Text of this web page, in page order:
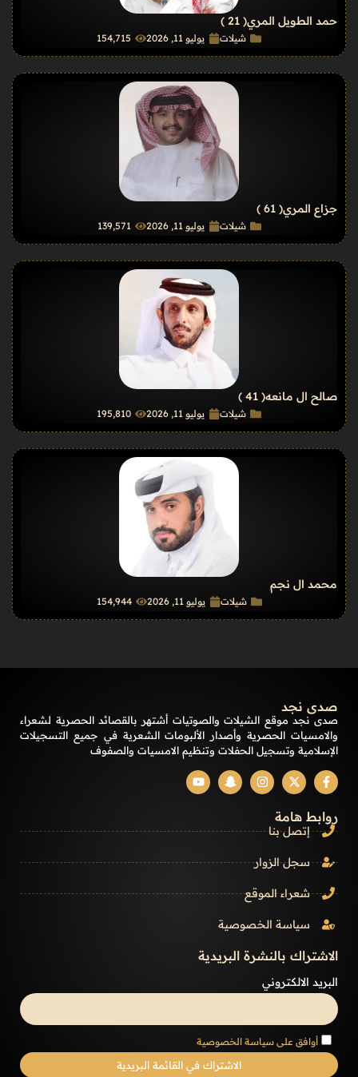
حمد الطويل المري( 21 )
شيلات يوليو 11, 2026 154٬715
جزاع المري( 61 )
شيلات يوليو 11, 2026 139٬571
صالح ال مانعه( 41 )
شيلات يوليو 11, 2026 195٬810
محمد ال نجم
شيلات يوليو 11, 2026 154٬944
صدى نجد
صدى نجد موقع الشيلات والصوتيات أشتهر بالقصائد الحصرية لشعراء
والامسيات الحصرية وأصدار الألبومات الشعرية في جميع التسجيلات
الإسلامية وتسجيل الحفلات وتنظيم الامسيات والصفوف
روابط هامة
إتصل بنا
سجل الزوار
شعراء الموقع
سياسة الخصوصية
الاشتراك بالنشرة البريدية
البريد الالكتروني
أوافق على سياسة الخصوصية